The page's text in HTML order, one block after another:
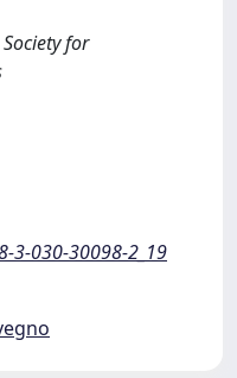
for
3-030-30098-2_19